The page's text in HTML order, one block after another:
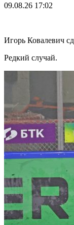
09.08.26 17:02
Игорь Ковалевич
Редкий случай.